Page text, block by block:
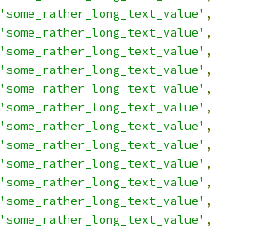
'some_rather_long_text_value' ,
'some_rather_long_text_value' ,
'some_rather_long_text_value' ,
'some_rather_long_text_value' ,
'some_rather_long_text_value' ,
'some_rather_long_text_value' ,
'some_rather_long_text_value' ,
'some_rather_long_text_value' ,
'some_rather_long_text_value' ,
'some_rather_long_text_value' ,
'some_rather_long_text_value' ,
'some_rather_long_text_value' ,